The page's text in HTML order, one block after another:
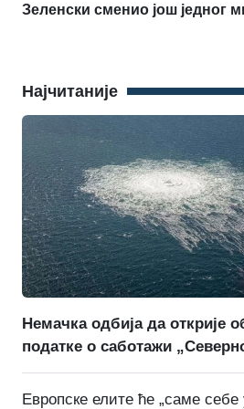
Зеленски сменио још једног
Најчитаније
Немачка одбија да открије
податке о саботажи
Европске елите ће „саме